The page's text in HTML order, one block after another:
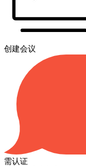
创建会议
需认证